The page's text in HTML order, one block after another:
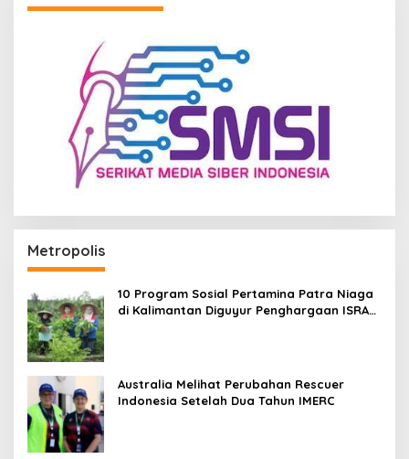
Metropolis
10 Program Sosial Pertamina Patra Niaga
di Kalimantan Diguyur Penghargaan ISRA
Australia Melihat Perubahan Rescuer
Indonesia Setelah Dua Tahun IMERC